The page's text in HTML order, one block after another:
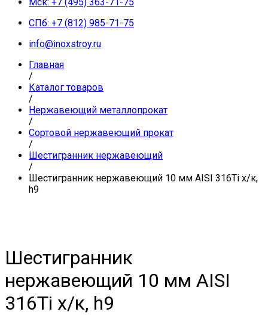
СПб: +7 (812) 985-71-75
info@inoxstroy.ru
Главная
/
Каталог товаров
/
Нержавеющий металлопрокат
/
Сортовой нержавеющий прокат
/
Шестигранник нержавеющий
/
Шестигранник нержавеющий 10 мм AISI 316Ti х/к,
h9
Шестигранник
нержавеющий 10 мм AISI
316Ti х/к, h9